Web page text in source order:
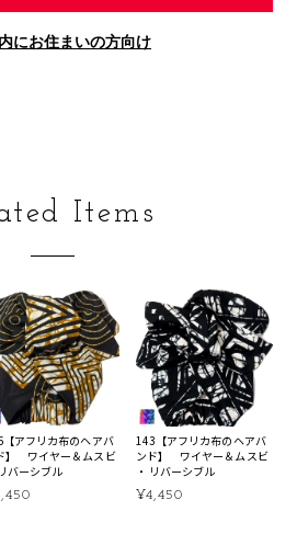
にお住まいの方向け
Items
アフリカ布のヘアバ
】 ワイヤー＆ムスビ
バーシブル
143【アフリカ布のヘアバ
ンド】 ワイヤー＆ムスビ
・ リバーシブル
¥4,450